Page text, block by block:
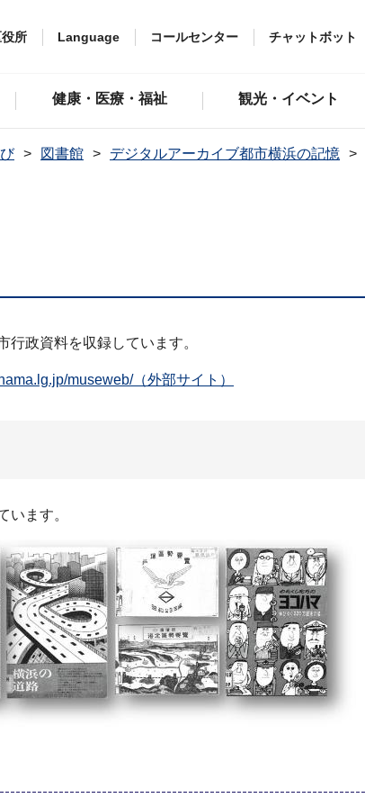
役所 Language コールセンター チャットボット
健康・医療・福祉 観光・イベント
図書館 デジタルアーカイブ都市横浜の記憶
政資料を収録しています。
museweb/（外部サイト）
います。